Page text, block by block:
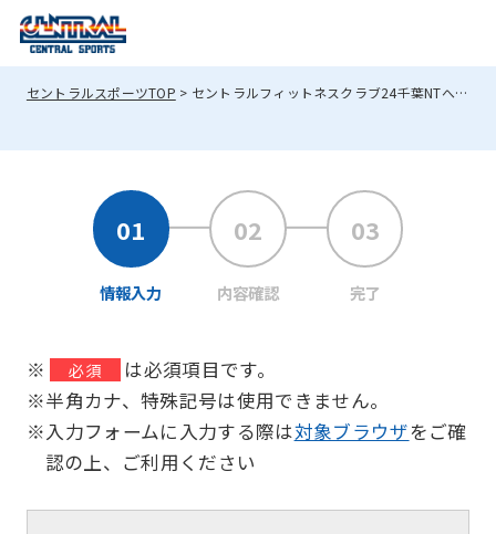
セントラルスポーツTOP セントラルフィットネスクラブ24千葉NTへのお問い合わせ
情報入力 内容確認 完了
※ 必須
は必須項目です。
※半角カナ、特殊記号は使用できません。
※入力フォームに入力する際は対象ブラウザをご確
認の上、ご利用ください